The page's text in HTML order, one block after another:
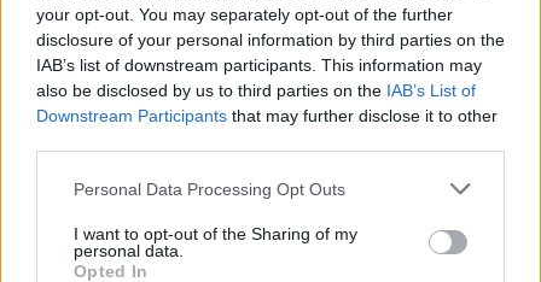
your opt-out. You may separately opt-out of the further
disclosure of your personal information by third parties on the
IAB’s list of downstream participants. This information may
also be disclosed by us to third parties on the IAB’s List of
Downstream Participants that may further disclose it to other
Personal Data Processing Opt Outs
I want to opt-out of the Sharing of my
personal data.
Opted In